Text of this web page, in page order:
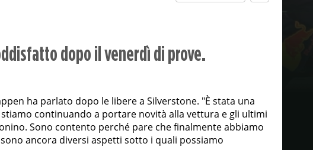
dopo il venerdì di prove.
ha parlato dopo le libere a Silverstone. "È stata una
continuando a portare novità alla vettura e gli ultimi
Sono contento perché pare che finalmente abbiamo
ancora diversi aspetti sotto i quali possiamo